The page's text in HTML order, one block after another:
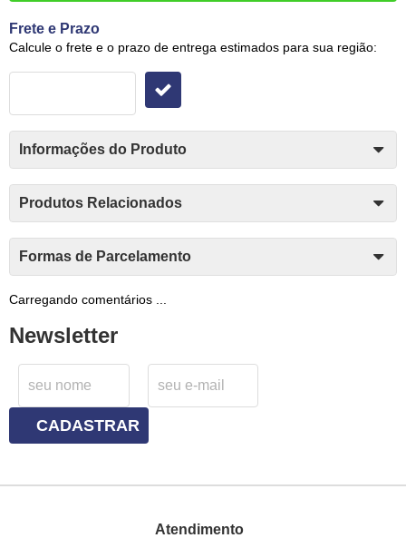
Frete e Prazo
Calcule o frete e o prazo de entrega estimados para sua região:
Informações do Produto
Produtos Relacionados
Formas de Parcelamento
Carregando comentários ...
Newsletter
CADASTRAR
Atendimento